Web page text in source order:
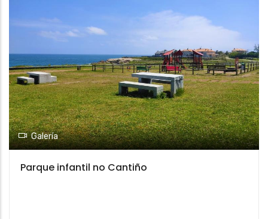
Galería
Parque infantil no Cantiño